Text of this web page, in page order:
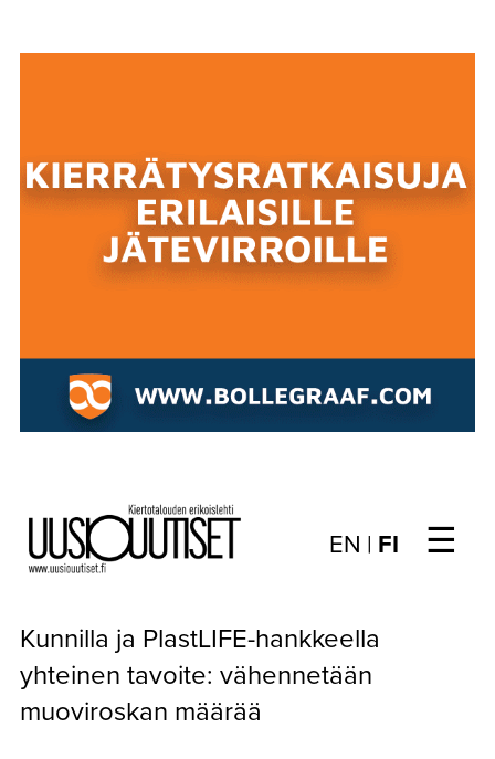
Choose
kieli:
EN | FI ☰
ARTIKKELIT
KIRJAUTUMINEN
Kunnilla ja PlastLIFE-hankkeella
yhteinen tavoite: vähennetään
muoviroskan määrää